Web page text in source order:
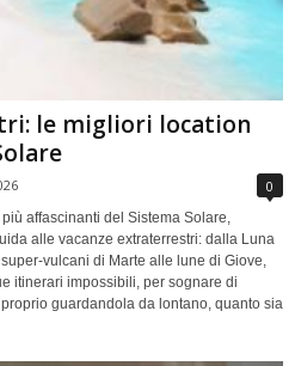
le migliori location
0
affascinanti del Sistema Solare,
alle vacanze extraterrestri: dalla Luna
vulcani di Marte alle lune di Giove,
itinerari impossibili, per sognare di
guardandola da lontano, quanto sia